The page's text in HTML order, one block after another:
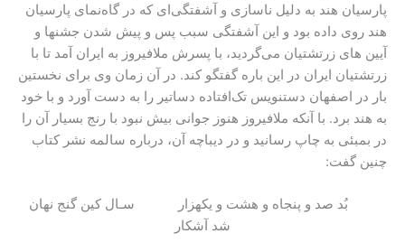
پارسیان هند به دلیل ناسازی و آشفتگی‌ای که در گاه‌نمای پارسیان
هند روی داده بود و این آشفتگی سبب پس و پیش شدن جشنها و
آیین های زرتشتیان می‌گردید، با پسرش ملافیروز به ایران آمد تا با
زرتشتیان ایران در این باره گفتگو کند. در آن زمان وی برای نخستین
بار در اصفهان دستنویس تک‌افتاده دساتیر را به دست آورد و با خود
به هند برد. با آنکه ملافیروز هنوز جوانی بیش نبود با رنج بسیار آن را
در بمبئی به چاپ رسانید و در دیباچه آن، درباره سالمه نشر کتاب
چنین گفت:
بُد صد و پنجاه و هشت و یکهزار سـال کین گنج نهان
شد آشکار